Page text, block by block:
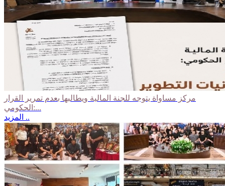
مركز مساواة يتوجه للجنة المالية ويطالبها بعدم تمرير القرار
الحكومي:...
المزيد ..